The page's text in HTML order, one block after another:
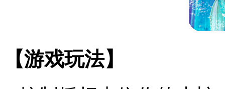
【游戏玩法】